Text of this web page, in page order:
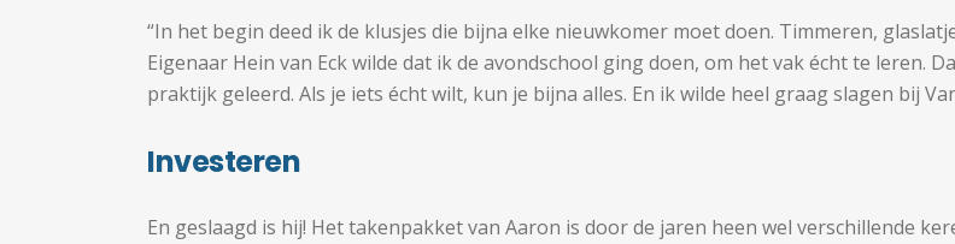
“In het begin deed ik de klusjes die bijna elke nieuwkomer moet doen. Timmeren,
Eigenaar Hein van Eck wilde dat ik de avondschool ging doen, om het vak écht te leren.
praktijk geleerd. Als je iets écht wilt, kun je bijna alles. En ik wilde heel graag slagen bij
Investeren
En geslaagd is hij! Het takenpakket van Aaron is door de jaren heen wel verschillende